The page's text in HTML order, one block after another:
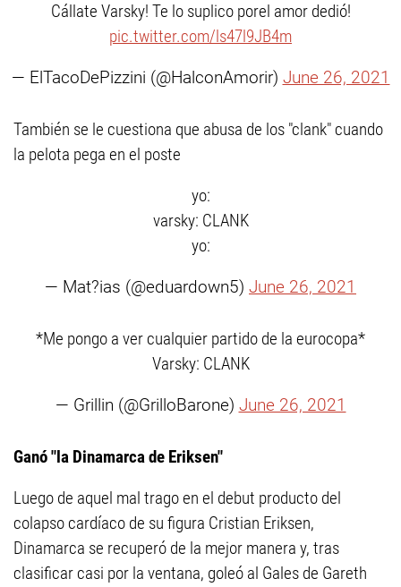
Cállate Varsky! Te lo suplico porel amor dedió!
pic.twitter.com/ls47l9JB4m
— ElTacoDePizzini (@HalconAmorir) June 26, 2021
También se le cuestiona que abusa de los "clank" cuando
la pelota pega en el poste
yo:
varsky: CLANK
yo:
— Mat?ias (@eduardown5) June 26, 2021
*Me pongo a ver cualquier partido de la eurocopa*
Varsky: CLANK
— Grillin (@GrilloBarone) June 26, 2021
Ganó "la Dinamarca de Eriksen"
Luego de aquel mal trago en el debut producto del
colapso cardíaco de su figura Cristian Eriksen,
Dinamarca se recuperó de la mejor manera y, tras
clasificar casi por la ventana, goleó al Gales de Gareth